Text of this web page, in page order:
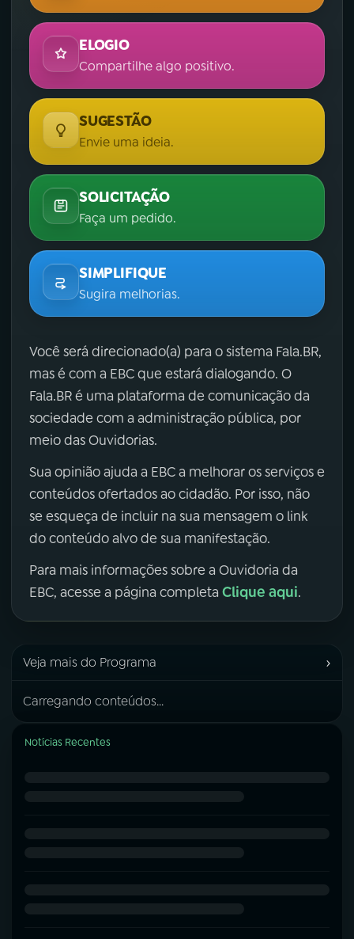
ELOGIO
Compartilhe algo positivo.
SUGESTÃO
Envie uma ideia.
SOLICITAÇÃO
Faça um pedido.
SIMPLIFIQUE
Sugira melhorias.
Você será direcionado(a) para o sistema Fala.BR,
mas é com a EBC que estará dialogando. O
Fala.BR é uma plataforma de comunicação da
sociedade com a administração pública, por
meio das Ouvidorias.
Sua opinião ajuda a EBC a melhorar os serviços e
conteúdos ofertados ao cidadão. Por isso, não
se esqueça de incluir na sua mensagem o link
do conteúdo alvo de sua manifestação.
Para mais informações sobre a Ouvidoria da
EBC, acesse a página completa Clique aqui.
Veja mais do Programa ›
Carregando conteúdos...
Notícias Recentes